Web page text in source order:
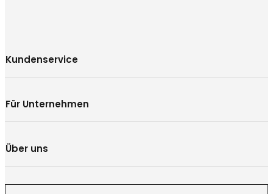
Kundenservice
Für Unternehmen
Über uns